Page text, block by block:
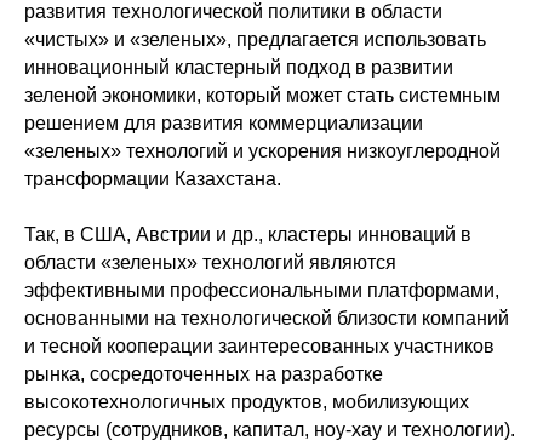
развития технологической политики в области
«чистых» и «зеленых», предлагается использовать
инновационный кластерный подход в развитии
зеленой экономики, который может стать системным
решением для развития коммерциализации
«зеленых» технологий и ускорения низкоуглеродной
трансформации Казахстана.
Так, в США, Австрии и др., кластеры инноваций в
области «зеленых» технологий являются
эффективными профессиональными платформами,
основанными на технологической близости компаний
и тесной кооперации заинтересованных участников
рынка, сосредоточенных на разработке
высокотехнологичных продуктов, мобилизующих
ресурсы (сотрудников, капитал, ноу-хау и технологии).